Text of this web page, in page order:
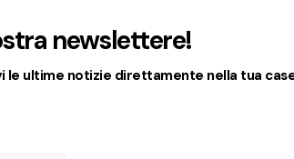
newslettere!
le ultime notizie direttamente nella tua